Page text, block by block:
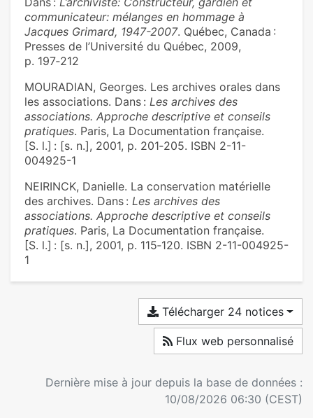
communicateur: mélanges en hommage à
Jacques Grimard, 1947-2007. Québec, Canada :
Presses de l’Université du Québec, 2009,
p. 197‑212
MOURADIAN, Georges. Les archives orales dans
les associations. Dans : Les archives des
associations. Approche descriptive et conseils
pratiques. Paris, La Documentation française.
[S. l.] : [s. n.], 2001, p. 201‑205. ISBN 2-11-
004925-1
NEIRINCK, Danielle. La conservation matérielle
des archives. Dans : Les archives des
associations. Approche descriptive et conseils
pratiques. Paris, La Documentation française.
[S. l.] : [s. n.], 2001, p. 115‑120. ISBN 2-11-004925-
1
Télécharger 24 notices
Flux web personnalisé
Dernière mise à jour depuis la base de données :
10/08/2026 06:30 (CEST)